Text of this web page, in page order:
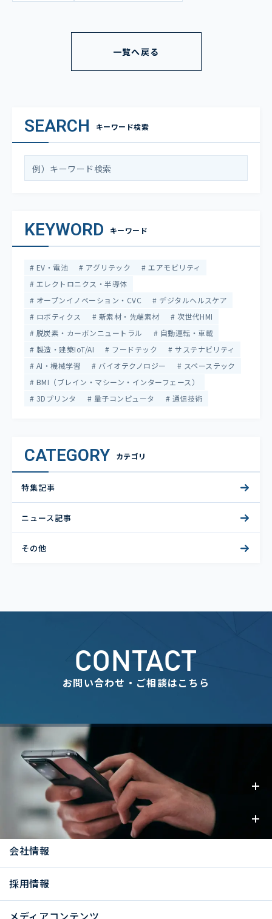
一覧へ戻る
SEARCH キーワード検索
KEYWORD キーワード
EV・電池 アグリテック
エアモビリティ
エレクトロニクス・半導体
オープンイノベーション・CVC
デジタルヘルスケア
ロボティクス
新素材・先端素材
次世代HMI
脱炭素・カーボンニュートラル
自動運転・車載
製造・建築IoT/AI
フードテック
サステナビリティ
AI・機械学習
バイオテクノロジー
スペーステック
BMI（ブレイン・マシーン・インターフェース）
3Dプリンタ
量子コンピュータ 通信技術
CATEGORY カテゴリ
特集記事
ニュース記事
その他
CONTACT
お問い合わせ・ご相談はこちら
事業内容
お知らせ
会社情報
採用情報
メディアコンテンツ